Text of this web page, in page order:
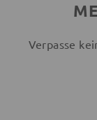
Verpasse